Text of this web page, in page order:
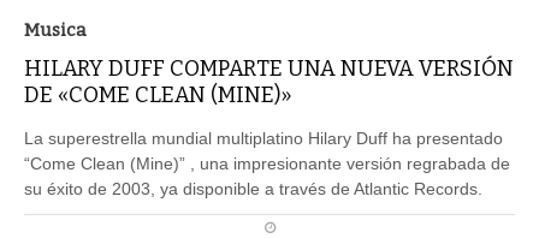
Musica
HILARY DUFF COMPARTE UNA NUEVA VERSIÓN
DE «COME CLEAN (MINE)»
La superestrella mundial multiplatino Hilary Duff ha presentado
“Come Clean (Mine)” , una impresionante versión regrabada de
su éxito de 2003, ya disponible a través de Atlantic Records.